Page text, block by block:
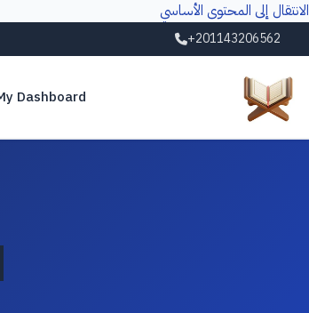
الانتقال إلى المحتوى الأساسي
+201143206562
Dashboard